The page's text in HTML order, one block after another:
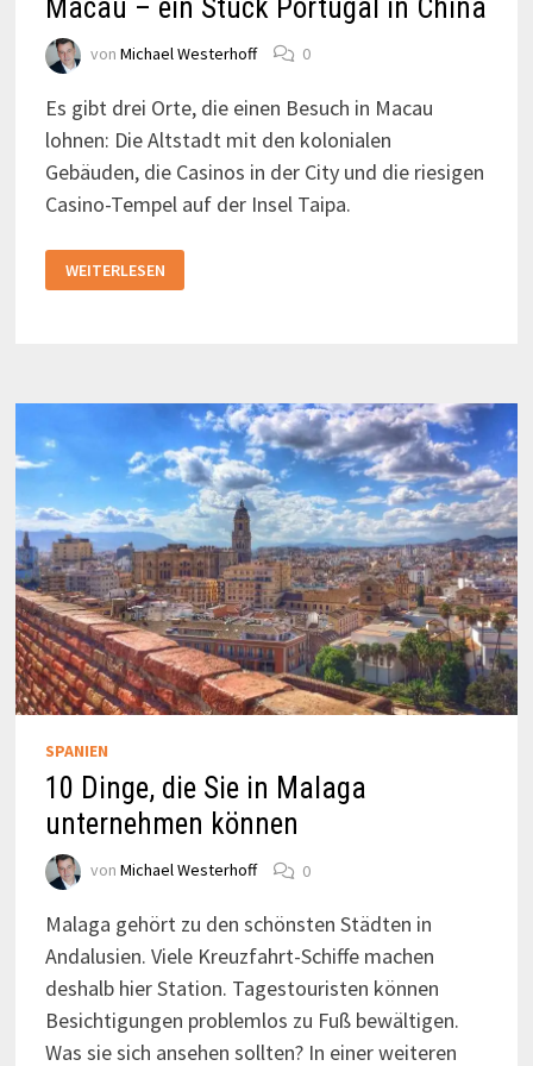
Macau – ein Stück Portugal in China
von Michael Westerhoff 0
Es gibt drei Orte, die einen Besuch in Macau
lohnen: Die Altstadt mit den kolonialen
Gebäuden, die Casinos in der City und die riesigen
Casino-Tempel auf der Insel Taipa.
–
EIN
WEITERLESEN
SPANIEN
10 Dinge, die Sie in Malaga
unternehmen können
von Michael Westerhoff 0
Malaga gehört zu den schönsten Städten in
Andalusien. Viele Kreuzfahrt-Schiffe machen
deshalb hier Station. Tagestouristen können
Besichtigungen problemlos zu Fuß bewältigen.
Was sie sich ansehen sollten? In einer weiteren